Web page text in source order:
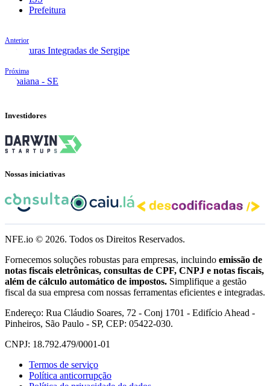
Prefeitura
Anterior
Prefeituras Integradas de Sergipe
Próxima
Itabaiana - SE
Investidores
Nossas iniciativas
NFE.io © 2026. Todos os Direitos Reservados.
Fornecemos soluções robustas para empresas, incluindo emissão de
notas fiscais eletrônicas, consultas de CPF, CNPJ e notas fiscais,
além de cálculo automático de impostos. Simplifique a gestão
fiscal da sua empresa com nossas ferramentas eficientes e integradas.
Endereço: Rua Cláudio Soares, 72 - Conj 1701 - Edifício Ahead -
Pinheiros, São Paulo - SP, CEP: 05422-030.
CNPJ: 18.792.479/0001-01
Termos de serviço
Política anticorrupção